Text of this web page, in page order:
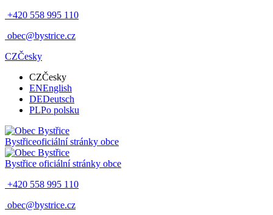
+420 558 995 110
obec@bystrice.cz
CZČesky
CZČesky
ENEnglish
DEDeutsch
PLPo polsku
Bystřiceoficiální stránky obce
Bystřice oficiální stránky obce
+420 558 995 110
obec@bystrice.cz